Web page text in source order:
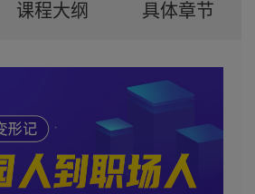
课程大纲 具体章节